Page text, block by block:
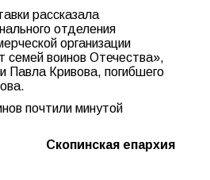
рассказала
отделения
организации
семей воинов Отечества»,
Павла Кривова, погибшего
почтили минутой
Скопинская епархия